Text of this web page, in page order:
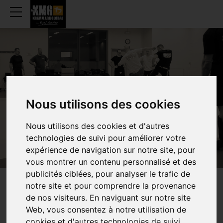
Nous utilisons des cookies
Nous utilisons des cookies et d'autres
technologies de suivi pour améliorer votre
expérience de navigation sur notre site, pour
vous montrer un contenu personnalisé et des
publicités ciblées, pour analyser le trafic de
notre site et pour comprendre la provenance
de nos visiteurs. En naviguant sur notre site
Web, vous consentez à notre utilisation de
SINT-GENESIUS-
RODE
WEKELIJKSUURROOSTEN